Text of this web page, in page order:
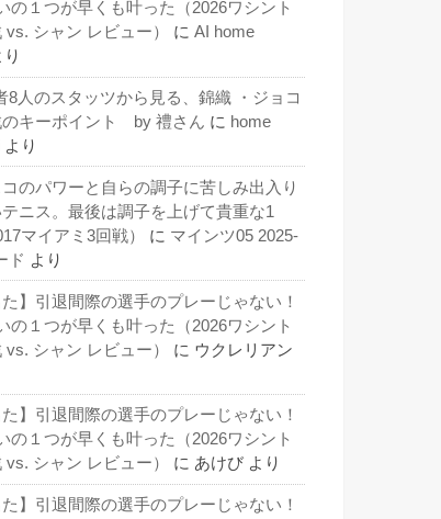
の１つが早くも叶った（2026ワシント
vs. シャン レビュー）
に AI home
り
8人のスタッツから見る、錦織 ・ジョコ
のキーポイント by 禮さん に home
より
のパワーと自らの調子に苦しみ出入り
ニス。最後は調子を上げて貴重な1
マイアミ3回戦）
に マインツ05 2025-
ド より
た】引退間際の選手のプレーじゃない！
の１つが早くも叶った（2026ワシント
vs. シャン レビュー）
に ウクレリアン
た】引退間際の選手のプレーじゃない！
の１つが早くも叶った（2026ワシント
vs. シャン レビュー）
に あけび より
た】引退間際の選手のプレーじゃない！